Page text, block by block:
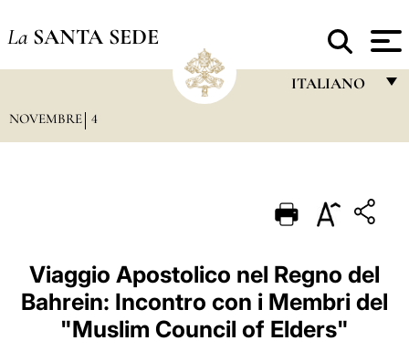
La SANTA SEDE
ITALIANO
PORTUGUÊS
DEUTSCH
POLSKI
NOVEMBRE 4
Viaggio Apostolico nel Regno del
Bahrein: Incontro con i Membri del
"Muslim Council of Elders"